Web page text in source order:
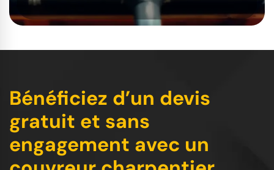
Bénéficiez d’un devis
gratuit et sans
engagement avec un